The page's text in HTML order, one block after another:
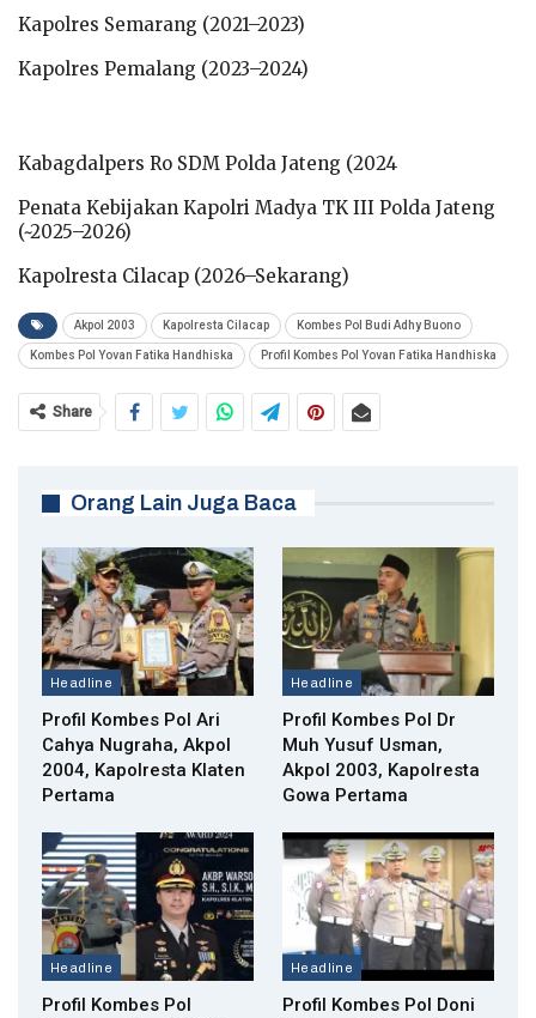
Kapolres Semarang (2021–2023)
Kapolres Pemalang (2023–2024)
Kabagdalpers Ro SDM Polda Jateng (2024
Penata Kebijakan Kapolri Madya TK III Polda Jateng
(~2025–2026)
Kapolresta Cilacap (2026–Sekarang)
Akpol 2003 Kapolresta Cilacap Kombes Pol Budi Adhy Buono
Kombes Pol Yovan Fatika Handhiska Profil Kombes Pol Yovan Fatika Handhiska
Share
Orang Lain Juga Baca
Headline
Profil Kombes Pol Ari
Cahya Nugraha, Akpol
2004, Kapolresta Klaten
Pertama
Headline
Profil Kombes Pol Dr
Muh Yusuf Usman,
Akpol 2003, Kapolresta
Gowa Pertama
Headline
Profil Kombes Pol
Headline
Profil Kombes Pol Doni